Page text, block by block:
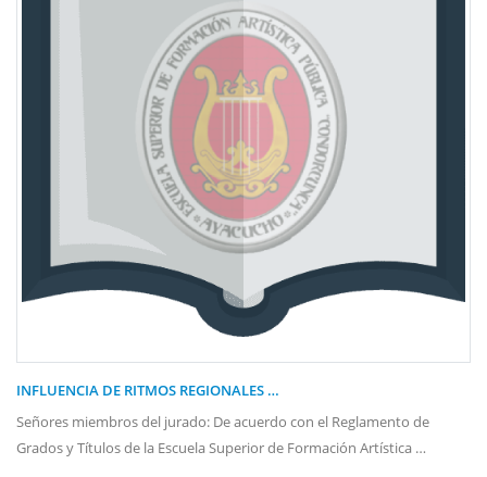
INFLUENCIA DE RITMOS REGIONALES …
Señores miembros del jurado: De acuerdo con el Reglamento de
Grados y Títulos de la Escuela Superior de Formación Artística …